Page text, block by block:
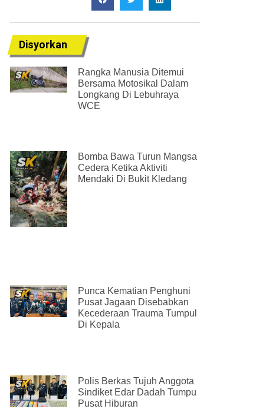
Disyorkan
Rangka Manusia Ditemui
Bersama Motosikal Dalam
Longkang Di Lebuhraya
WCE
Bomba Bawa Turun Mangsa
Cedera Ketika Aktiviti
Mendaki Di Bukit Kledang
Punca Kematian Penghuni
Pusat Jagaan Disebabkan
Kecederaan Trauma Tumpul
Di Kepala
Polis Berkas Tujuh Anggota
Sindiket Edar Dadah Tumpu
Pusat Hiburan